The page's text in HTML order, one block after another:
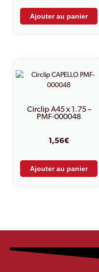
Ajouter au panier
Circlip A45 x 1.75 –
PMF-000048
1,56€
Ajouter au panier